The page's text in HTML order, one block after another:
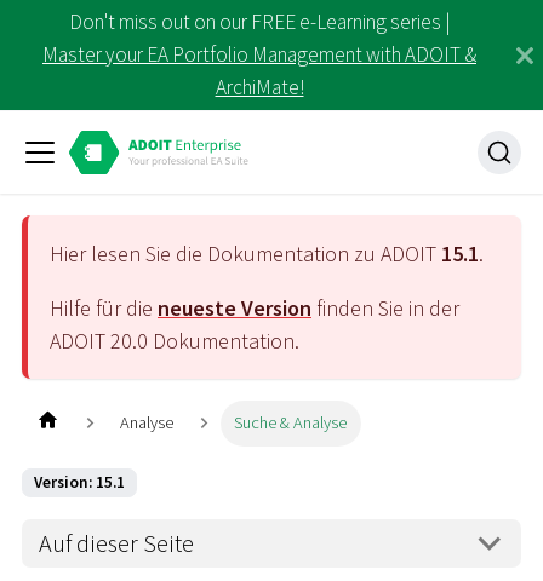
Don't miss out on our FREE e-Learning series |
Master your EA Portfolio Management with ADOIT &
ArchiMate!
Hier lesen Sie die Dokumentation zu ADOIT 15.1.
Hilfe für die neueste Version finden Sie in der
ADOIT20.0 Dokumentation.
Analyse Suche & Analyse
Version: 15.1
Auf dieser Seite